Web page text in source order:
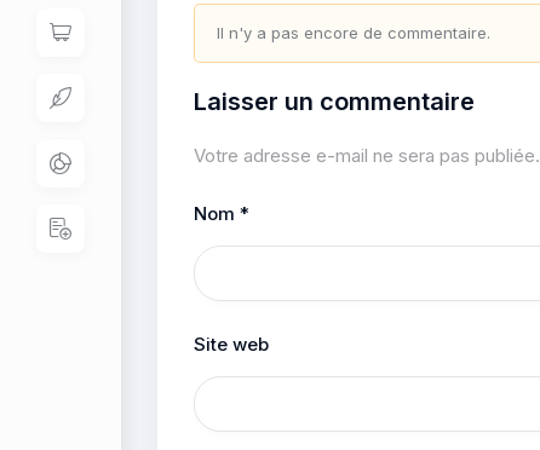
Il n'y a pas encore de commentaire.
Laisser un commentaire
Votre adresse e-mail ne sera pas publiée.
Nom *
Site web